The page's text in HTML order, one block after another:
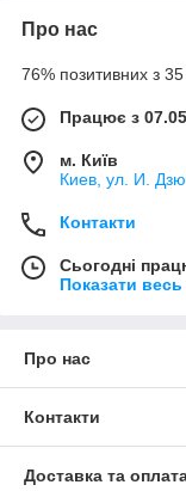
Про нас
76% позитивних з 35
Працює з
м. Київ
Киев, ул. И.
Контакти
Сьогодні
Показати
Про нас
Контакти
Доставка та